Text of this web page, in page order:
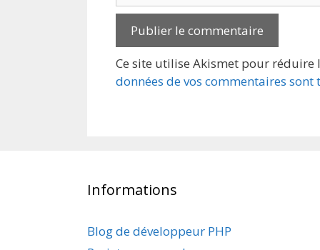
Ce site utilise Akismet pour réduire
données de vos commentaires sont
Informations
Blog de développeur PHP